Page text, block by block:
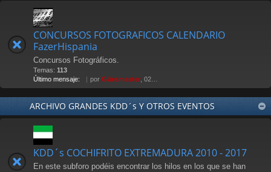
CONCURSOS FOTOGRAFICOS CALENDARIO
FazerHispania
Concursos Fotográficos.
Temas: 113
Último mensaje:
por Güesmaster , 02 May 2012 21:07
ARCHIVO GRANDES KDD´s Y OTROS EVENTOS
KDD´s COCHIFRITO EXTREMADURA 2010 - 2017
En este subforo podéis encontrar los hilos en los que se han